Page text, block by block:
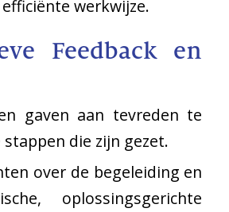
werkwijze.
Feedback en
gaven aan tevreden te
die zijn gezet.
over de begeleiding en
oplossingsgerichte